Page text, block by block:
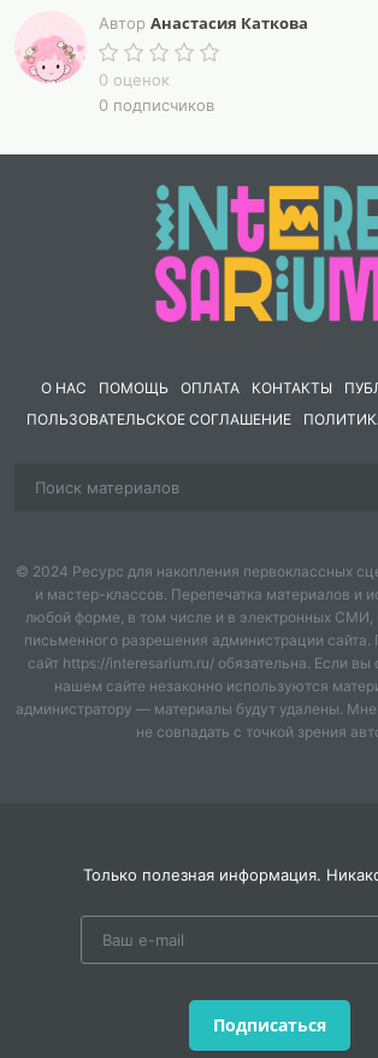
Автор Анастасия Каткова
0 оценок
0 подписчиков
О НАС ПОМОЩЬ ОПЛАТА КОНТАКТЫ
ПОЛЬЗОВАТЕЛЬСКОЕ СОГЛАШЕНИЕ
© 2024 Ресурс для накопления первоклассных
и мастер-классов. Перепечатка материалов и
любой форме, в том числе и в электронных СМИ,
письменного разрешения администрации сайта.
сайт https://interesarium.ru/ обязательна. Если вы
нашем сайте незаконно используются
администратору — материалы будут удалены.
не совпадать с точкой зрения
Только полезная информация.
Подписаться